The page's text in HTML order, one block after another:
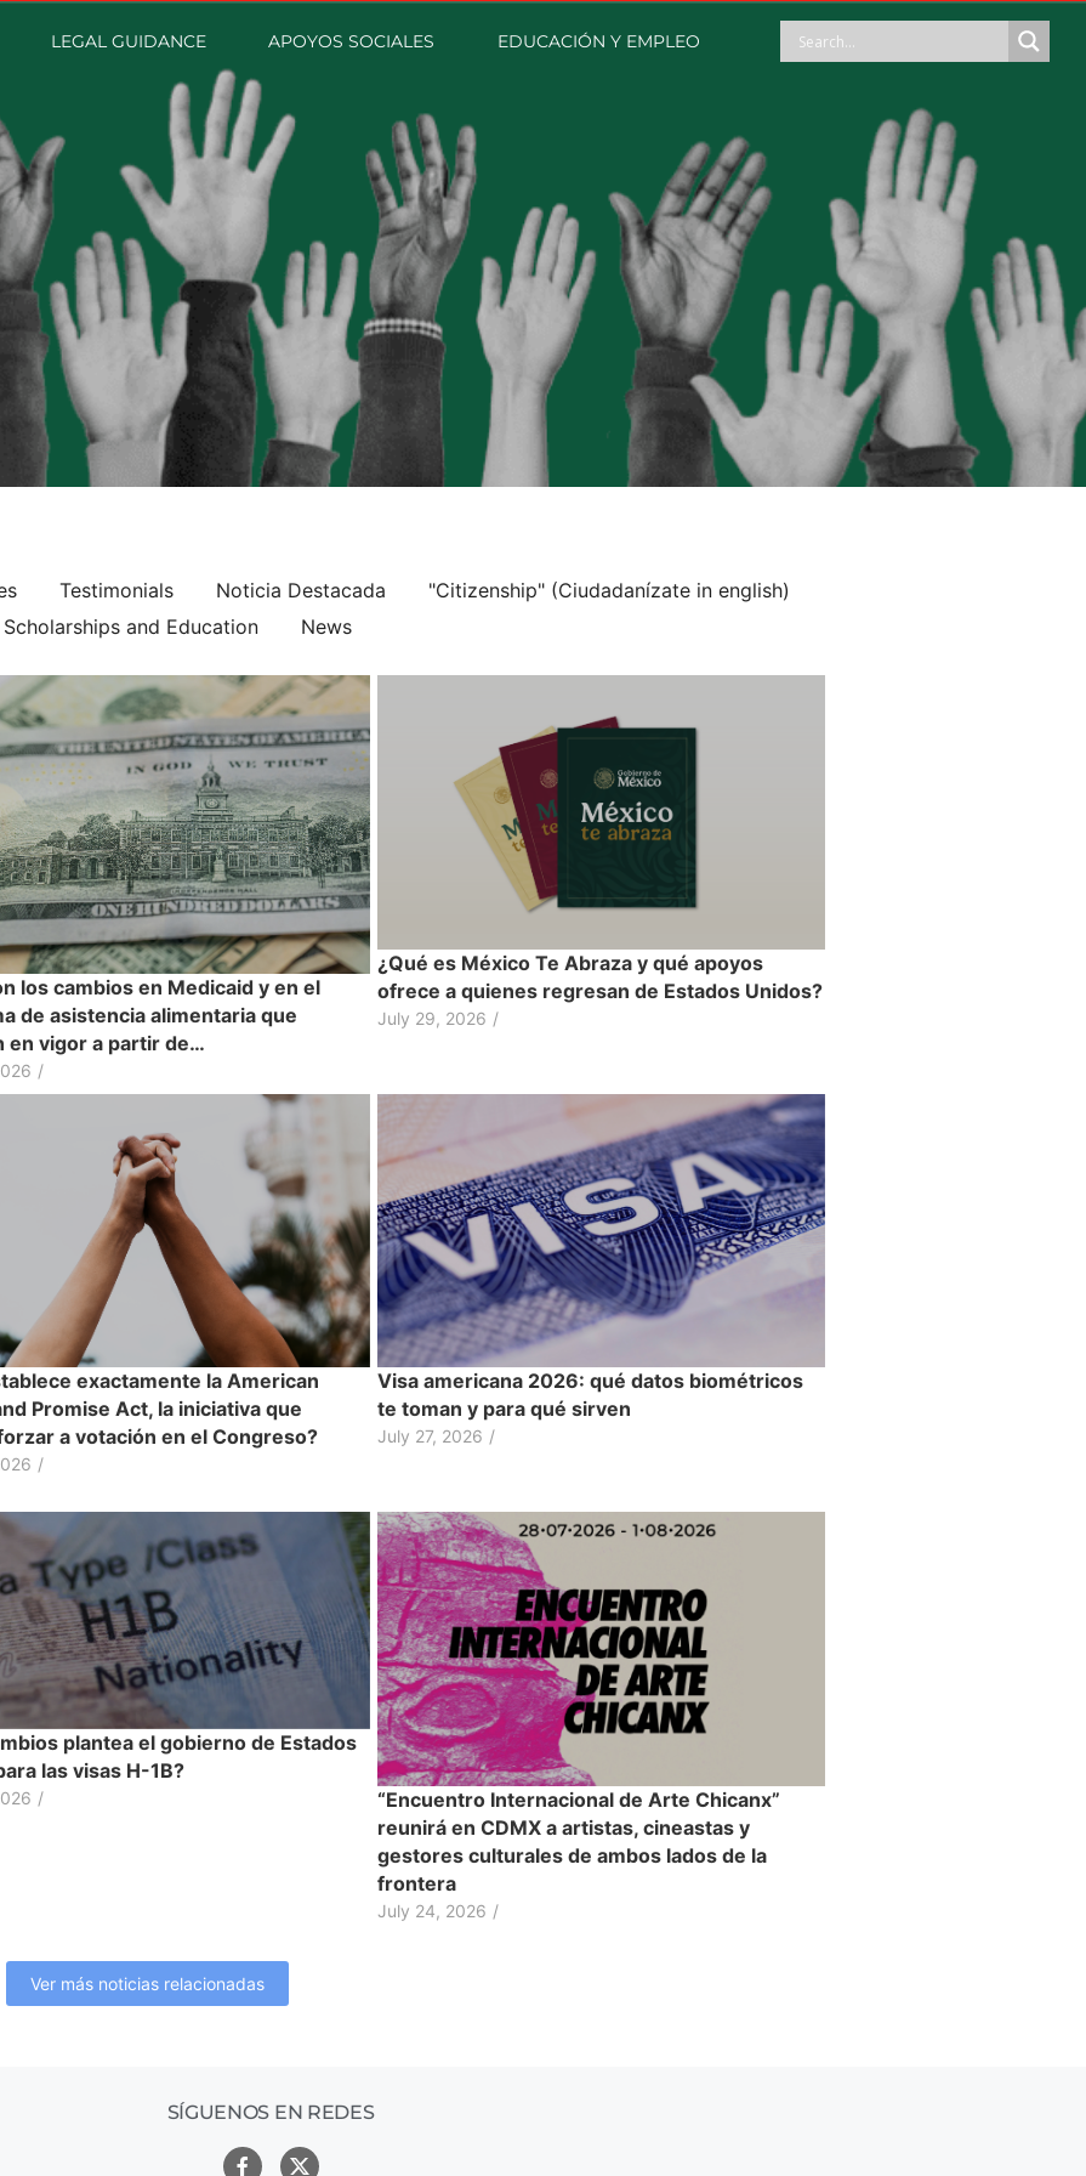
LEGAL GUIDANCE APOYOS SOCIALES EDUCACIÓN Y EMPLEO
Testimonials Noticia Destacada
"Citizenship" (Ciudadanízate in english)
Scholarships and Education
News
los cambios en Medicaid y en el
de asistencia alimentaria que
en vigor a partir de…
/
¿Qué es México Te Abraza y qué apoyos
ofrece a quienes regresan de Estados Unidos?
July 29, 2026 /
exactamente la American
Promise Act, la iniciativa que
a votación en el Congreso?
/
Visa americana 2026: qué datos biométricos
te toman y para qué sirven
July 27, 2026 /
plantea el gobierno de Estados
las visas H-1B?
/
“Encuentro Internacional de Arte Chicanx”
reunirá en CDMX a artistas, cineastas y
gestores culturales de ambos lados de la
frontera
July 24, 2026 /
Ver más noticias relacionadas
SÍGUENOS EN REDES